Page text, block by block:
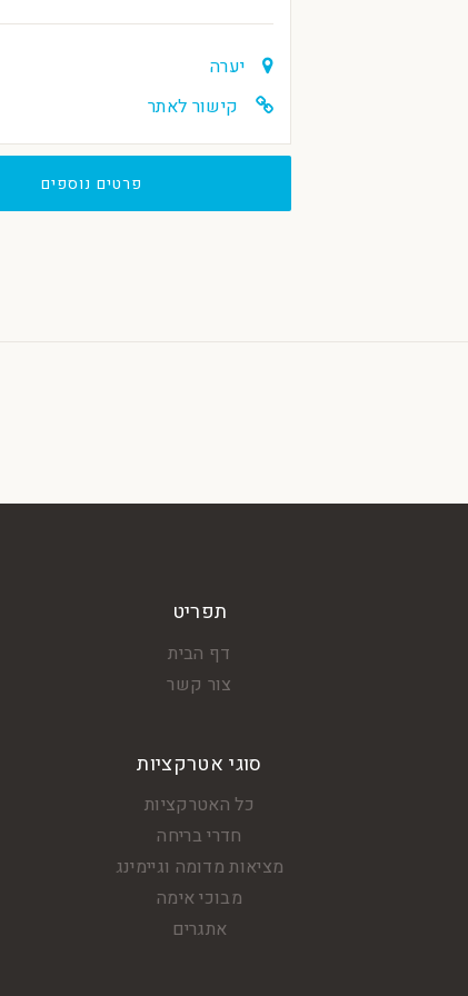
יערה
קישור לאתר
פרטים נוספים
תפריט
דף הבית
צור קשר
סוגי אטרקציות
כל האטרקציות
חדרי בריחה
מציאות מדומה וגיימינג
מבוכי אימה
אתגרים